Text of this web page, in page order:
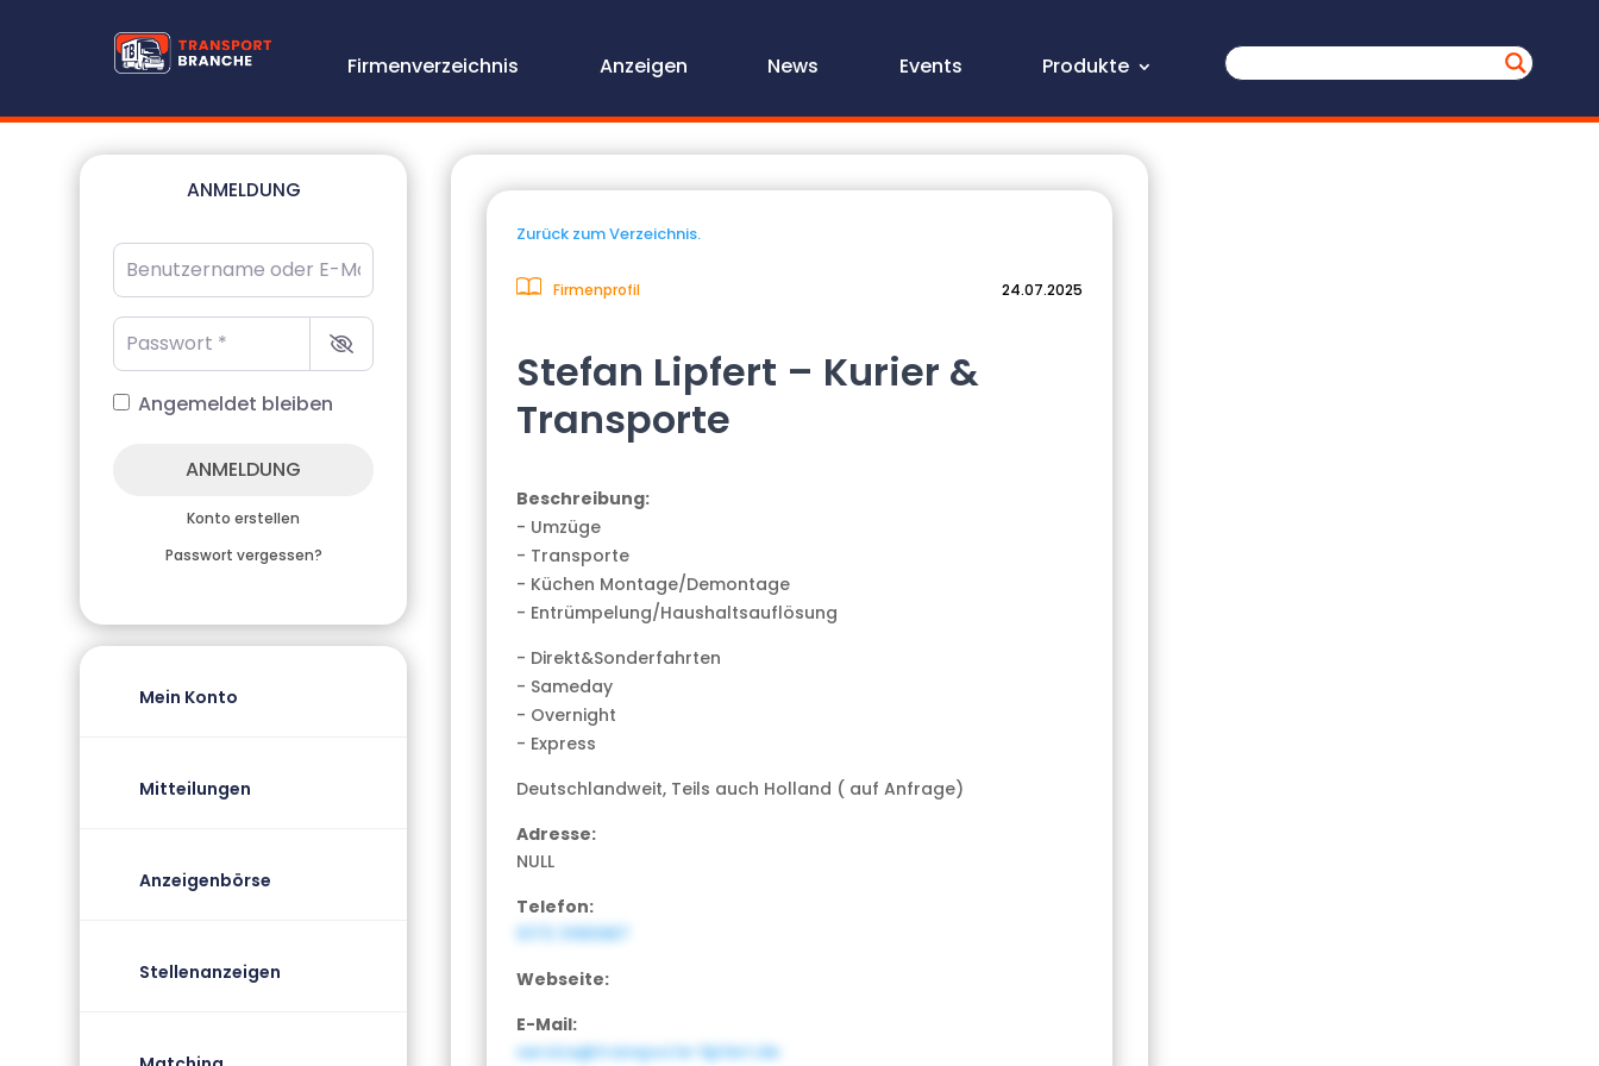
Firmenverzeichnis Anzeigen News Events Produkte
ANMELDUNG
Benutzername oder E-Mail-Adresse
Passwort
Angemeldet bleiben
ANMELDUNG
Konto erstellen
Passwort vergessen?
Mein Konto
Mitteilungen
Anzeigenbörse
Stellenanzeigen
Zurück zum Verzeichnis.
Firmenprofil 24.07.2025
Stefan Lipfert – Kurier &
Transporte
Beschreibung:
- Umzüge
- Transporte
- Küchen Montage/Demontage
- Entrümpelung/Haushaltsauflösung
- Direkt&Sonderfahrten
- Sameday
- Overnight
- Express
Deutschlandweit, Teils auch Holland ( auf Anfrage)
Adresse:
NULL
Telefon:
0173 3165987
Webseite:
E-Mail:
service@transporte-lipfert.de